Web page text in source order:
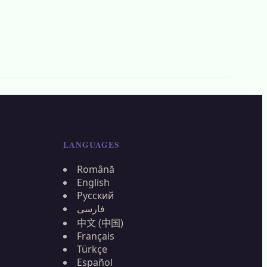
LANGUAGES
Română
English
Русский
فارسی
中文 (中国)
Français
Türkçe
Español